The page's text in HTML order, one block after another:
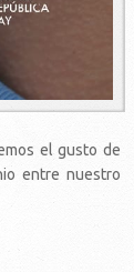
el gusto de
entre nuestro